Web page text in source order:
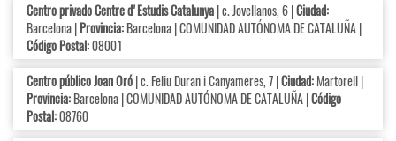
Centro privado Centre d'Estudis Catalunya| c. Jovellanos, 6 |Ciudad:
Barcelona |Provincia:Barcelona | COMUNIDAD AUTÓNOMA DE CATALUÑA |
Código Postal:08001
Centro público Joan Oró| c. Feliu Duran i Canyameres, 7 |Ciudad:Martorell |
Provincia:Barcelona | COMUNIDAD AUTÓNOMA DE CATALUÑA |Código
Postal:08760